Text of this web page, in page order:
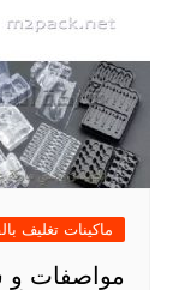
ماكينات تغليف
مواصفات و